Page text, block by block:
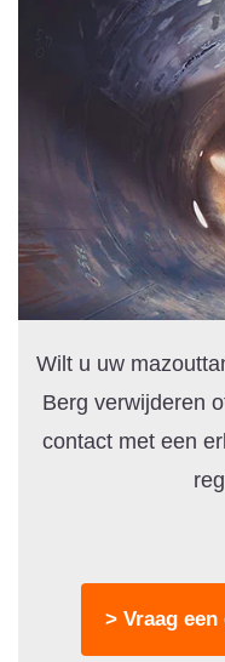
Wilt u uw
Berg verwijderen
contact met een
> Vraag